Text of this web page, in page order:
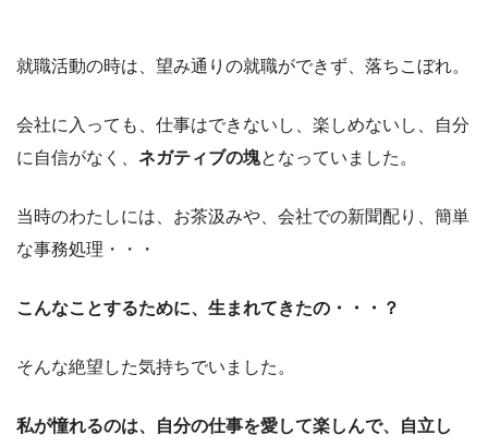
就職活動の時は、望み通りの就職ができず、落ちこぼれ。
会社に入っても、仕事はできないし、楽しめないし、自分
に自信がなく、 ネガティブの塊となっていました。
当時のわたしには、お茶汲みや、会社での新聞配り、簡単
な事務処理・・・
こんなことするために、生まれてきたの・・・？
そんな絶望した気持ちでいました。
私が憧れるのは、自分の仕事を愛して楽しんで、自立し